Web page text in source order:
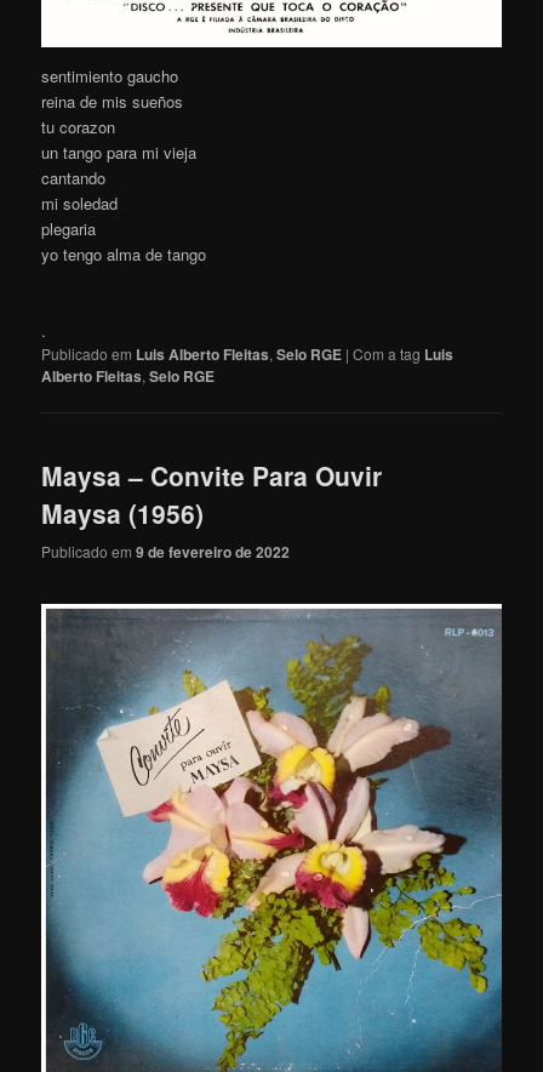
sentimiento gaucho
reina de mis sueños
tu corazon
un tango para mi vieja
cantando
mi soledad
plegaria
yo tengo alma de tango
.
Publicado em Luis Alberto Fleitas,Selo RGE |Com a tag Luis
Alberto Fleitas,Selo RGE
Maysa – Convite Para Ouvir
Maysa (1956)
Publicado em9 de fevereiro de 2022